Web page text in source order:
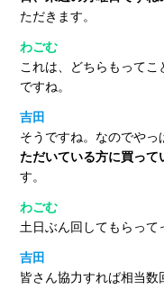
ただきます。
わごむ
これは、どちらもって
ですね。
吉田
そうですね。なのでやっ
ただいている方に買って
す。
わごむ
土日ぶん回してもらって
吉田
皆さん協力すれば相当数